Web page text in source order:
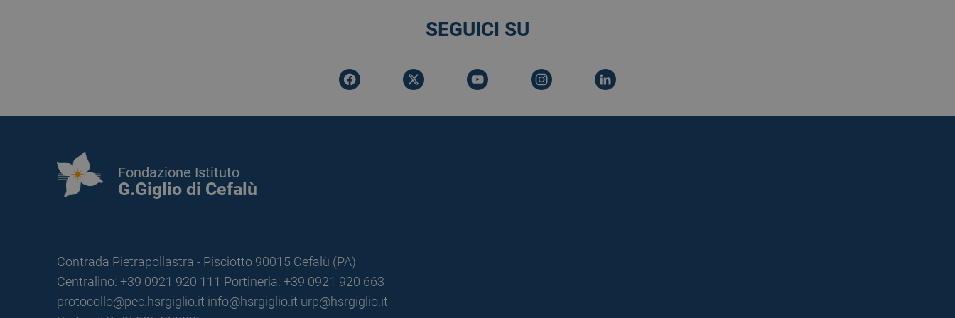
SEGUICI SU
Fondazione Istituto
G.Giglio di Cefalù
Contrada Pietrapollastra - Pisciotto 90015 Cefalù (PA)
Centralino: +39 0921 920 111 Portineria: +39 0921 920 663
protocollo@pec.hsrgiglio.it info@hsrgiglio.it urp@hsrgiglio.it